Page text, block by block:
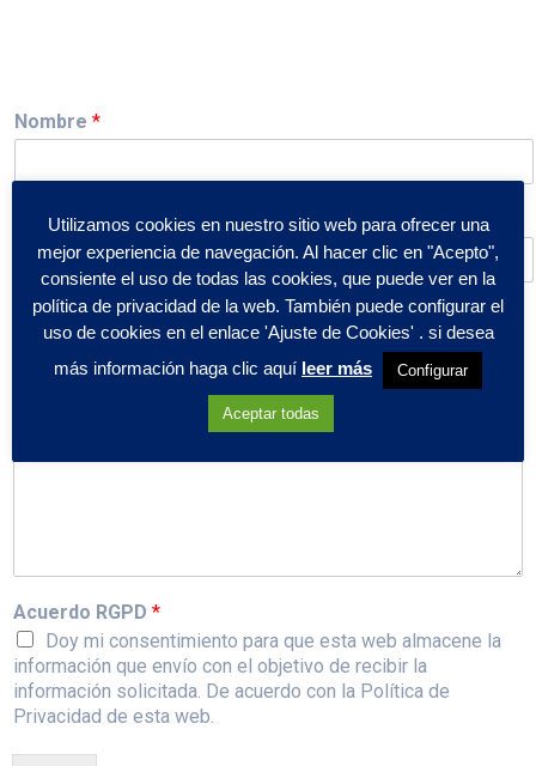
Nombre *
Comunidad Autónoma*
Correo electrónico*
Comentario o mensaje*
Acuerdo RGPD *
Doy mi consentimiento para que esta web almacene la
información que envío con el objetivo de recibir la
información solicitada. De acuerdo con la Política de
Privacidad de esta web.
Utilizamos cookies en nuestro sitio web para ofrecer una
mejor experiencia de navegación. Al hacer clic en "Acepto",
consiente el uso de todas las cookies, que puede ver en la
política de privacidad de la web. También puede configurar el
uso de cookies en el enlace 'Ajuste de Cookies' . si desea
más información haga clic aquí leer más Configurar
Aceptar todas